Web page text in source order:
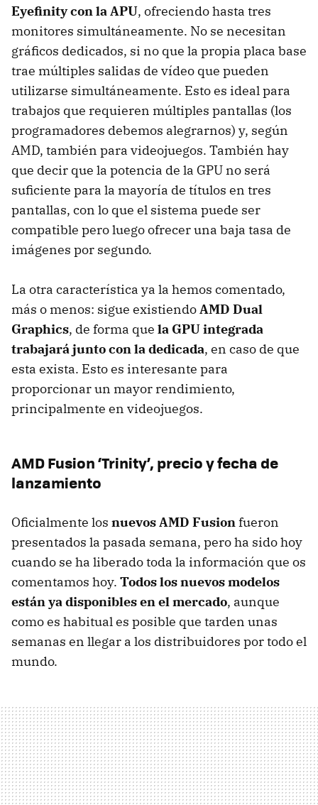
Eyefinity con laAPU, ofreciendo hasta tres
monitores simultáneamente. No se necesitan
gráficos dedicados, si no que la propia placa base
trae múltiples salidas de vídeo que pueden
utilizarse simultáneamente. Esto es ideal para
trabajos que requieren múltiples pantallas (los
programadores debemos alegrarnos) y, según
AMD, también para videojuegos. También hay
que decir que la potencia de la GPU no será
suficiente para la mayoría de títulos en tres
pantallas, con lo que el sistema puede ser
compatible pero luego ofrecer una baja tasa de
imágenes por segundo.
La otra característica ya la hemos comentado,
más o menos: sigue existiendoAMD Dual
Graphics, de forma que la GPUintegrada
trabajará junto con la dedicada, en caso de que
esta exista. Esto es interesante para
proporcionar un mayor rendimiento,
principalmente en videojuegos.
AMDFusion ‘Trinity’, precio y fecha de
lanzamiento
Oficialmente los nuevosAMD Fusionfueron
presentados la pasada semana, pero ha sido hoy
cuando se ha liberado toda la información que os
comentamos hoy. Todos los nuevos modelos
están ya disponibles en el mercado, aunque
como es habitual es posible que tarden unas
semanas en llegar a los distribuidores por todo el
mundo.